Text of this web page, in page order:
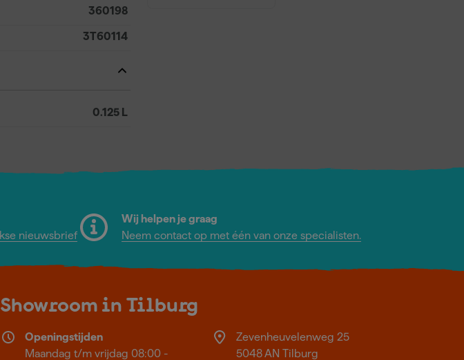
360198
3T60114
0.125 L
nieuwsbrief
Wij helpen je graag
Neem contact op met één van onze specialisten.
Showroom in Tilburg
Openingstijden
Maandag t/m vrijdag 08:00 -
Zevenheuvelenweg 25
5048 AN Tilburg